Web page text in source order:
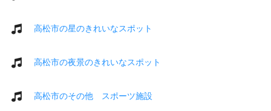
高松市の星のきれいなスポット
高松市の夜景のきれいなスポット
高松市のその他 スポーツ施設